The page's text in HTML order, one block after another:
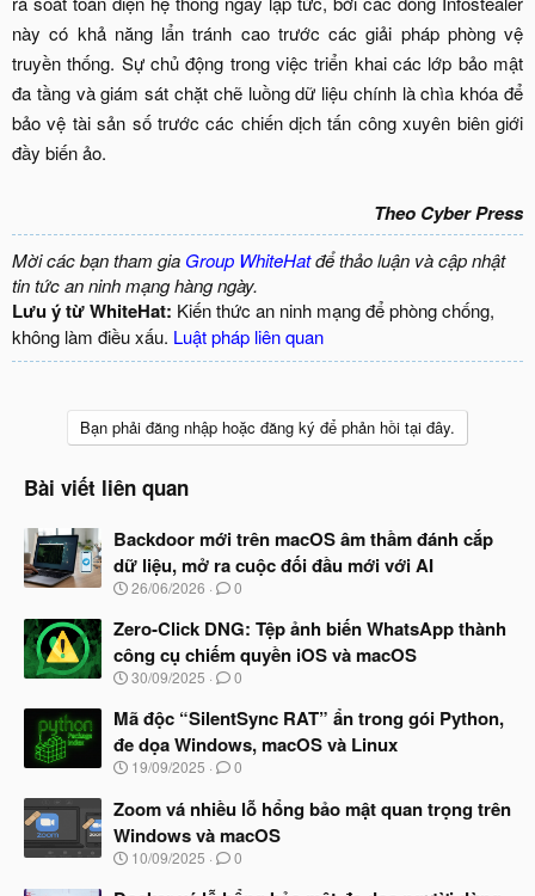
này có khả năng lẩn tránh cao trước các giải pháp phòng vệ
truyền thống. Sự chủ động trong việc triển khai các lớp bảo mật
đa tầng và giám sát chặt chẽ luồng dữ liệu chính là chìa khóa để
bảo vệ tài sản số trước các chiến dịch tấn công xuyên biên giới
đầy biến ảo.
Theo Cyber Press
Mời các bạn tham gia Group WhiteHatđể thảo luận và cập nhật
tin tức an ninh mạng hàng ngày.
Lưu ý từ WhiteHat: Kiến thức an ninh mạng để phòng chống,
không làm điều xấu. Luật pháp liên quan
Bạn phải đăng nhập hoặc đăng ký để phản hồi tại đây.
Bài viết liên quan
Backdoor mới trên macOS âm thầm đánh cắp
dữ liệu, mở ra cuộc đối đầu mới với AI
N
à
b
ắ
đ
ầ
u
26/06/2026 0
Zero‑Click DNG: Tệp ảnh biến WhatsApp thành
công cụ chiếm quyền iOS và macOS
N
à
b
ắ
đ
ầ
u
30/09/2025 0
Mã độc “SilentSync RAT” ẩn trong gói Python,
đe dọa Windows, macOS và Linux
N
à
y
b
ắ
19/09/2025 0
Zoom vá nhiều lỗ hổng bảo mật quan trọng trên
Windows và macOS
N
10/09/2025 0